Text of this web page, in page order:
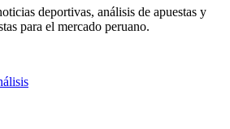
deportivas, análisis de apuestas y
para el mercado peruano.